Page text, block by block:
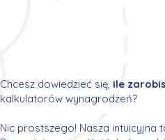
Chcesz dowiedzieć się, ile
kalkulatorów wynagrodzeń?
Nic prostszego! Nasza intuicyjna